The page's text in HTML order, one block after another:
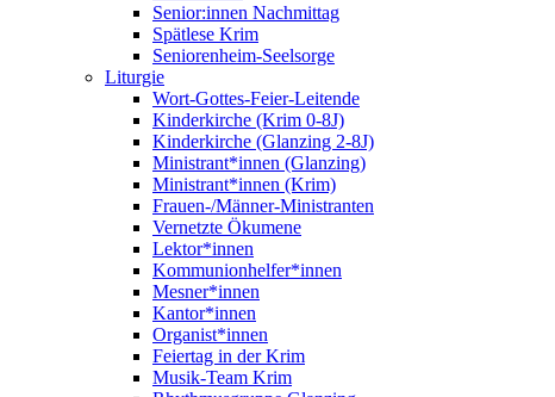
Senior:innen Nachmittag
Spätlese Krim
Seniorenheim-Seelsorge
Liturgie
Wort-Gottes-Feier-Leitende
Kinderkirche (Krim 0-8J)
Kinderkirche (Glanzing 2-8J)
Ministrant*innen (Glanzing)
Ministrant*innen (Krim)
Frauen-/Männer-Ministranten
Vernetzte Ökumene
Lektor*innen
Kommunionhelfer*innen
Mesner*innen
Kantor*innen
Organist*innen
Feiertag in der Krim
Musik-Team Krim